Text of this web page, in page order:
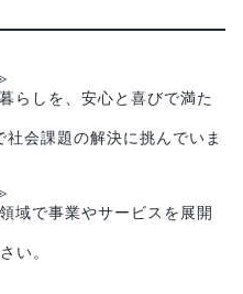
らしを、安心と喜びで満た
会課題の解決に挑んでいま
域で事業やサービスを展開
い。